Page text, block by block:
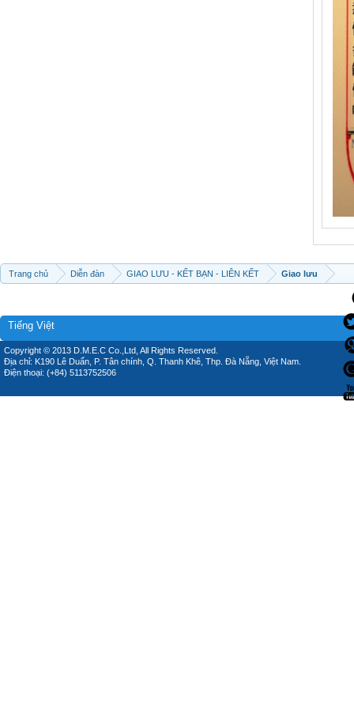
Trang chủ Diễn đàn GIAO LƯU - KẾT BẠN - LIÊN KẾT Giao lưu
Tiếng Việt
Copyright © 2013 D.M.E.C Co.,Ltd, All Rights Reserved.
Địa chỉ: K190 Lê Duẩn, P. Tân chính, Q. Thanh Khê, Thp. Đà Nẵng, Việt Nam.
Điện thoại: (+84) 5113752506